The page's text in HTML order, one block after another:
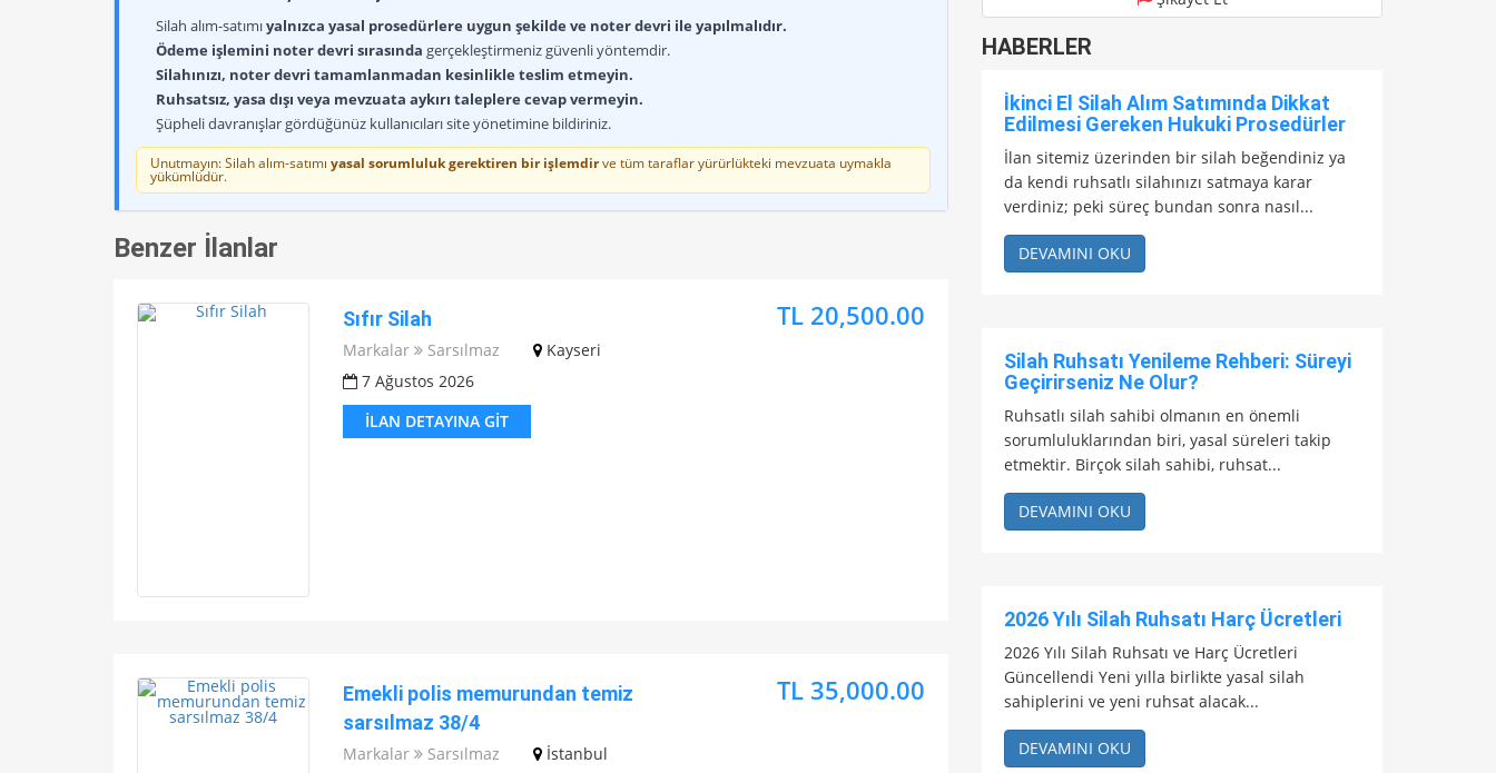
Silah alım-satımıyalnızca yasal prosedürlere uygun şekilde ve noter devri ile yapılmalıdır.
Ödeme işlemini noter devri sırasında gerçekleştirmeniz güvenli yöntemdir.
Silahınızı, noter devri tamamlanmadan kesinlikle teslim etmeyin.
Ruhsatsız, yasa dışı veya mevzuata aykırı taleplere cevap vermeyin.
Şüpheli davranışlar gördüğünüz kullanıcıları site yönetimine bildiriniz.
Unutmayın: Silah alım-satımı yasal sorumluluk gerektiren bir işlemdirve tüm taraflar yürürlükteki mevzuata uymakla
yükümlüdür.
Benzer İlanlar
Sıfır Silah
Markalar Sarsılmaz
Kayseri
7 Ağustos 2026
İLAN DETAYINA GIT
TL 20,500.00
Emekli polis memurundan temiz
sarsılmaz 38/4
Markalar Sarsılmaz
İstanbul
TL 35,000.00
HABERLER
İkinci El Silah Alım Satımında Dikkat
Edilmesi Gereken Hukuki Prosedürler
İlan sitemiz üzerinden bir silah beğendiniz ya
da kendi ruhsatlı silahınızı satmaya karar
verdiniz; peki süreç bundan sonra nasıl...
DEVAMINI OKU
Silah Ruhsatı Yenileme Rehberi: Süreyi
Geçirirseniz Ne Olur?
Ruhsatlı silah sahibi olmanın en önemli
sorumluluklarından biri, yasal süreleri takip
etmektir. Birçok silah sahibi, ruhsat...
DEVAMINI OKU
2026 Yılı Silah Ruhsatı Harç Ücretleri
2026 Yılı Silah Ruhsatı ve Harç Ücretleri
Güncellendi Yeni yılla birlikte yasal silah
sahiplerini ve yeni ruhsat alacak...
DEVAMINI OKU